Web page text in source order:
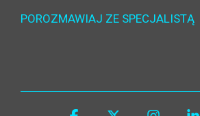
POROZMAWIAJ ZE SPECJALISTĄ